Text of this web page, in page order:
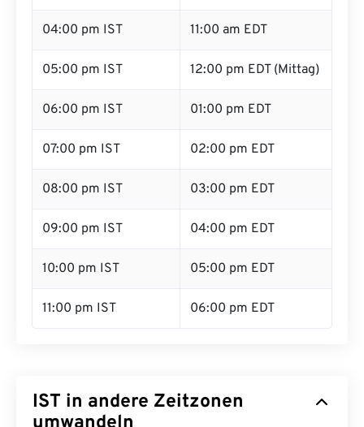
04:00 pm IST 11:00 am EDT
05:00 pm IST 12:00 pm EDT (Mittag)
06:00 pm IST 01:00 pm EDT
07:00 pm IST 02:00 pm EDT
08:00 pm IST 03:00 pm EDT
09:00 pm IST 04:00 pm EDT
10:00 pm IST 05:00 pm EDT
11:00 pm IST 06:00 pm EDT
IST in andere Zeitzonen